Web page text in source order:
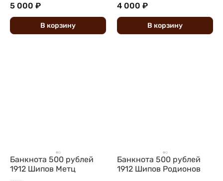
5 000 ₽
В корзину
4 000 ₽
В корзину
Банкнота 500 рублей
1912 Шипов Метц
Банкнота 500 рублей
1912 Шипов Родионов